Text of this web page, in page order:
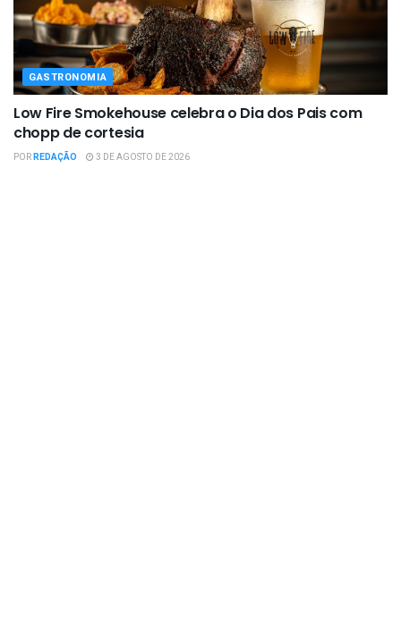
GASTRONOMIA
Low Fire Smokehouse celebra o Dia dos Pais com
chopp de cortesia
PORREDAÇÃO 3 DE AGOSTO DE 2026